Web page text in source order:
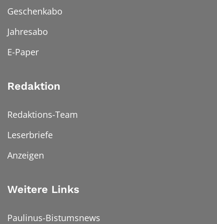
Geschenkabo
Jahresabo
E-Paper
Redaktion
Redaktions-Team
Leserbriefe
Anzeigen
Weitere Links
Paulinus-Bistumsnews